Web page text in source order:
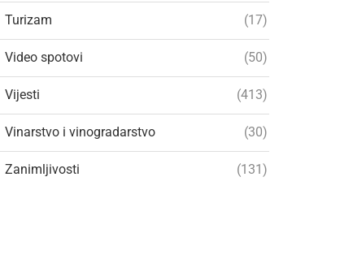
Turizam (17)
Video spotovi (50)
Vijesti (413)
Vinarstvo i vinogradarstvo (30)
Zanimljivosti (131)